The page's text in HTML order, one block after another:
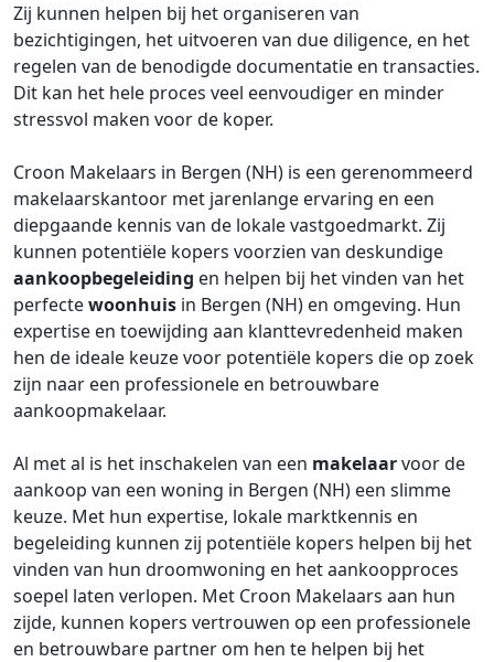
Zij kunnen helpen bij het organiseren van
bezichtigingen, het uitvoeren van due diligence, en het
regelen van de benodigde documentatie en transacties.
Dit kan het hele proces veel eenvoudiger en minder
stressvol maken voor de koper.
Croon Makelaars in Bergen (NH) is een gerenommeerd
makelaarskantoor met jarenlange ervaring en een
diepgaande kennis van de lokale vastgoedmarkt. Zij
kunnen potentiële kopers voorzien van deskundige
aankoopbegeleiding en helpen bij het vinden van het
perfectewoonhuis in Bergen (NH) en omgeving. Hun
expertise en toewijding aan klanttevredenheid maken
hen de ideale keuze voor potentiële kopers die op zoek
zijn naar een professionele en betrouwbare
aankoopmakelaar.
Al met al is het inschakelen van een makelaarvoor de
aankoop van een woning in Bergen (NH) een slimme
keuze. Met hun expertise, lokale marktkennis en
begeleiding kunnen zij potentiële kopers helpen bij het
vinden van hun droomwoning en het aankoopproces
soepel laten verlopen. Met Croon Makelaars aan hun
zijde, kunnen kopers vertrouwen op een professionele
en betrouwbare partner om hen te helpen bij het